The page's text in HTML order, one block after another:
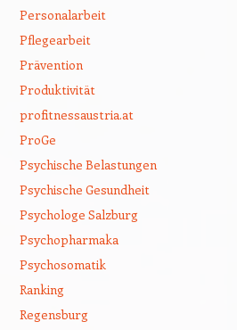
Personalarbeit
Pflegearbeit
Prävention
Produktivität
profitnessaustria.at
ProGe
Psychische Belastungen
Psychische Gesundheit
Psychologe Salzburg
Psychopharmaka
Psychosomatik
Ranking
Regensburg